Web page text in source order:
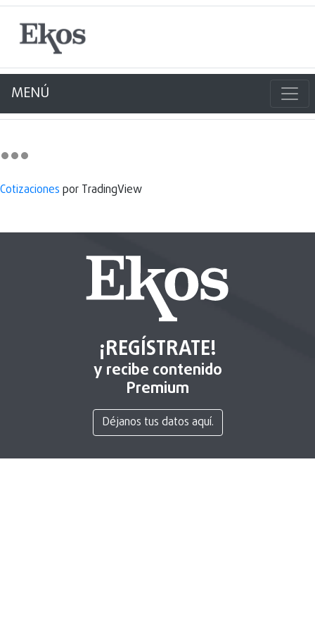
MENÚ
Cotizaciones por TradingView
¡REGÍSTRATE!
y recibe contenido
Premium
Déjanos tus datos aquí.